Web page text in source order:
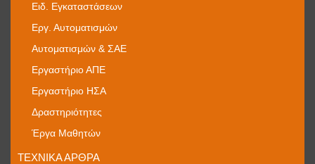
Ειδ. Εγκαταστάσεων
Εργ. Αυτοματισμών
Αυτοματισμών & ΣΑΕ
Εργαστήριο ΑΠΕ
Εργαστήριο ΗΣΑ
Δραστηριότητες
Έργα Μαθητών
ΤΕΧΝΙΚΆ ΆΡΘΡΑ